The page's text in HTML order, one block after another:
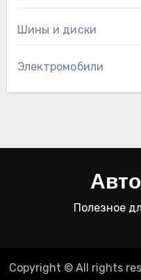
Шины и диски
Электромобили
Полезное
Copyright © All rights